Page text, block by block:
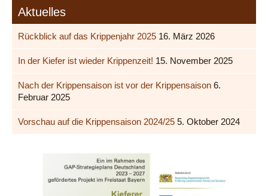
Aktuelles
Rückblick auf das Krippenjahr 2025 16. März 2026
In der Kiefer ist wieder Krippenzeit! 15. November 2025
Nach der Krippensaison ist vor der Krippensaison 6.
Februar 2025
Vorschau auf die Krippensaison 2024/25 5. Oktober 2024